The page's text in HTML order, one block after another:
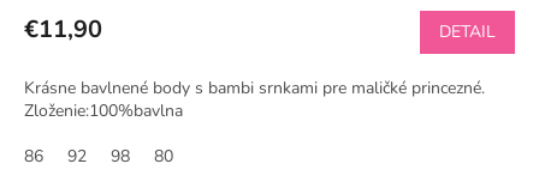
€11,90 DETAIL
Krásne bavlnené body s bambi srnkami pre maličké princezné.
Zloženie:100%bavlna
86
92 98 80